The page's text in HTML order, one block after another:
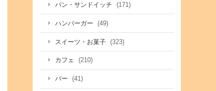
パン・サンドイッチ (171)
ハンバーガー (49)
スイーツ・お菓子 (323)
カフェ (210)
バー (41)